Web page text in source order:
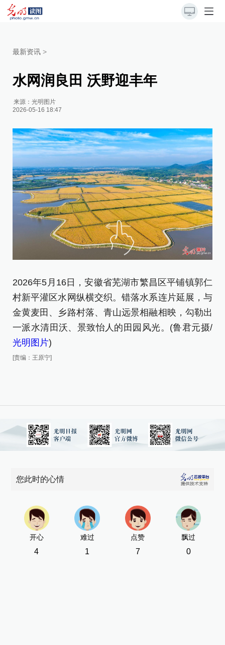
最新资讯 >
水网润良田 沃野迎丰年
来源：光明图片
2026-05-16 18:47
2026年5月16日，安徽省芜湖市繁昌区平铺镇郭仁
村新平灌区水网纵横交织。错落水系连片延展，与
金黄麦田、乡路村落、青山远景相融相映，勾勒出
一派水清田沃、景致怡人的田园风光。(鲁君元摄/
光明图片)
[责编：王原宁]
您此时的心情
开心
4
难过
1
点赞
7
飘过
0